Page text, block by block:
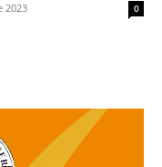
2023 0